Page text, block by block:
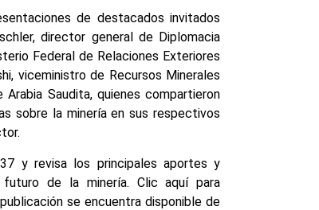
de destacados invitados
director general de Diplomacia
Federal de Relaciones Exteriores
viceministro de Recursos Minerales
Saudita, quienes compartieron
sobre la minería en sus respectivos
y revisa los principales aportes y
de la minería. Clic aquí para
se encuentra disponible de